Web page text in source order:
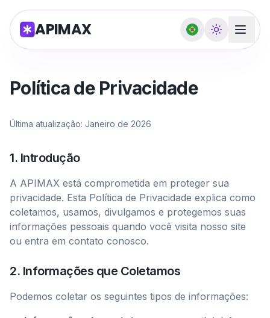
APIMAX
Política de Privacidade
Última atualização: Janeiro de 2026
1. Introdução
A APIMAX está comprometida em proteger sua
privacidade. Esta Política de Privacidade explica como
coletamos, usamos, divulgamos e protegemos suas
informações pessoais quando você visita nosso site
ou entra em contato conosco.
2. Informações que Coletamos
Podemos coletar os seguintes tipos de informações: